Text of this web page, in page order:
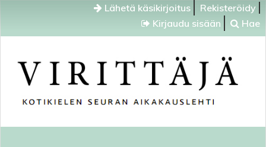
Lähetä käsikirjoitus
Rekisteröidy
Kirjaudu sisään
Hae